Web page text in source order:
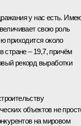
у нас есть.
свою роль
приходится около
стране – 19,7, причём
рекорд выработки
объектов не
на мировом